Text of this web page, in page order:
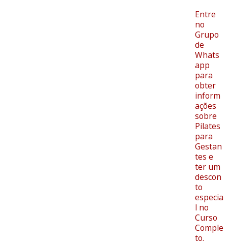
Entre
no
Grupo
de
Whats
app
para
obter
inform
ações
sobre
Pilates
para
Gestan
tes e
ter um
descon
to
especia
l no
Curso
Comple
to.